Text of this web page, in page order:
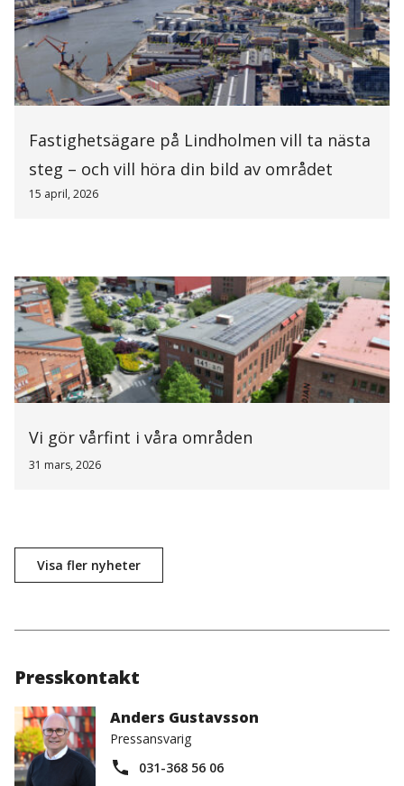
Fastighetsägare på Lindholmen vill ta nästa
steg – och vill höra din bild av området
15 april, 2026
Vi gör vårfint i våra områden
31 mars, 2026
Visa fler nyheter
Presskontakt
Anders Gustavsson
Pressansvarig
031-368 56 06